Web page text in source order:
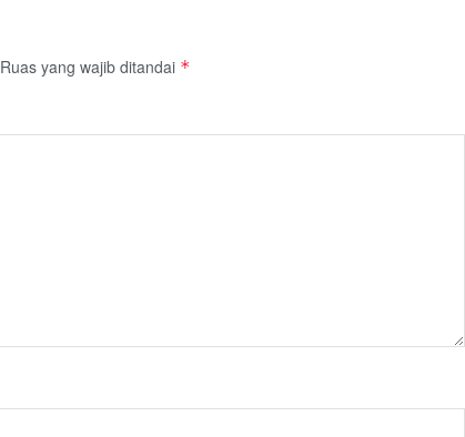
Ruas yang wajib ditandai *